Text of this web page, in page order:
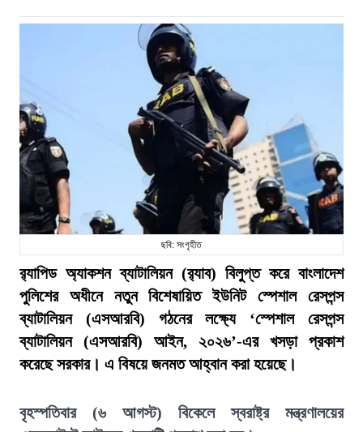
ছবি: সংগৃহীত
র‍্যাপিড অ্যাকশন ব্যাটালিয়ন (র‍্যাব) বিলুপ্ত করে বাংলাদেশ
পুলিশের অধীনে নতুন বিশেষায়িত ইউনিট স্পেশাল রেসপন্স
ব্যাটালিয়ন (এসআরবি) গঠনের লক্ষ্যে ‘স্পেশাল রেসপন্স
ব্যাটালিয়ন (এসআরবি) আইন, ২০২৬’-এর খসড়া প্রকাশ
করেছে সরকার। এ বিষয়ে জনমত আহ্বান করা হয়েছে।
বৃহস্পতিবার (৬ আগস্ট) বিকেলে স্বরাষ্ট্র মন্ত্রণালয়ের